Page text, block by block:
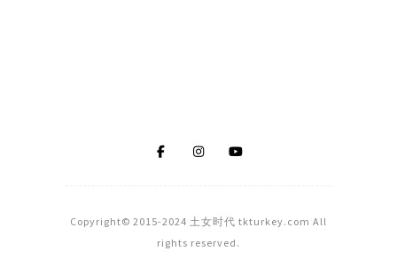
Copyright© 2015-2024 土女时代 tkturkey.com All
rights reserved.